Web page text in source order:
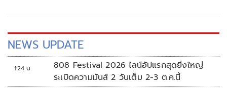
NEWS UPDATE
1:24 น.
808 Festival 2026 ไลน์อัปแรกสุดยิ่งใหญ่
ระเบิดความมันส์ 2 วันเต็ม 2-3 ต.ค.นี้